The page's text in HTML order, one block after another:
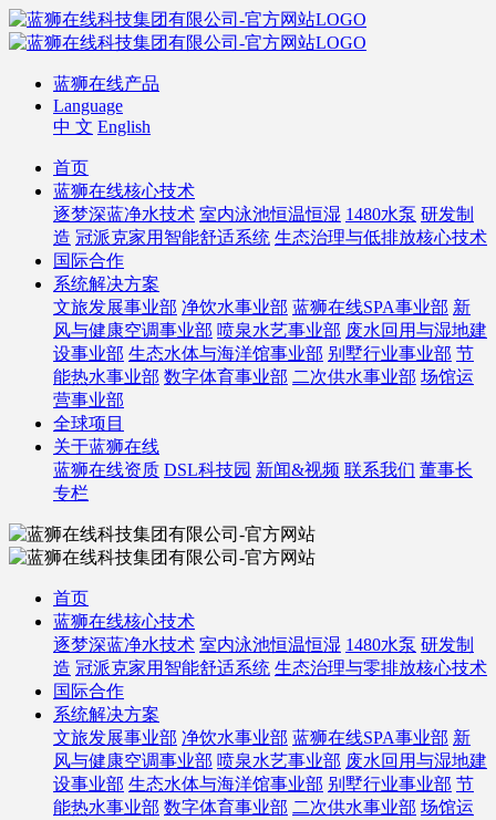
蓝狮在线产品
Language
中 文 English
首页
蓝狮在线核心技术
逐梦深蓝净水技术 室内泳池恒温恒湿 1480水泵 研发制
造 冠派克家用智能舒适系统 生态治理与低排放核心技术
国际合作
系统解决方案
文旅发展事业部 净饮水事业部 蓝狮在线SPA事业部 新
风与健康空调事业部 喷泉水艺事业部 废水回用与湿地建
设事业部 生态水体与海洋馆事业部 别墅行业事业部 节
能热水事业部 数字体育事业部 二次供水事业部 场馆运
营事业部
全球项目
关于蓝狮在线
蓝狮在线资质 DSL科技园 新闻&视频 联系我们 董事长
专栏
首页
蓝狮在线核心技术
逐梦深蓝净水技术 室内泳池恒温恒湿 1480水泵 研发制
造 冠派克家用智能舒适系统 生态治理与零排放核心技术
国际合作
系统解决方案
文旅发展事业部 净饮水事业部 蓝狮在线SPA事业部 新
风与健康空调事业部 喷泉水艺事业部 废水回用与湿地建
设事业部 生态水体与海洋馆事业部 别墅行业事业部 节
能热水事业部 数字体育事业部 二次供水事业部 场馆运